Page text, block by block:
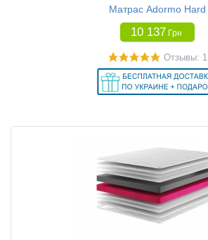
Матрас Adormo Hard
10 137 Грн
Отзывы: 1